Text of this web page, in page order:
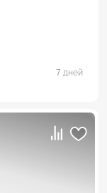
7 дней